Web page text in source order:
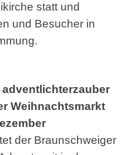
statt und
und Besucher in
Weihnachtsmarkt
der Braunschweiger